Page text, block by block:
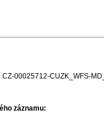
CZ-00025712-CUZK_WFS-
záznamu: